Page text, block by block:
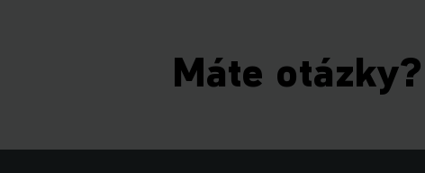
Máte otázky?